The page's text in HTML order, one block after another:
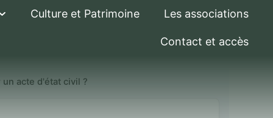
Culture et Patrimoine Les associations
Contact et accès
acte d'état civil ?